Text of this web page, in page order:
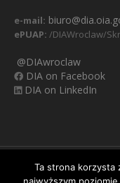
e-mail:
ePUAP: /DIAWroclaw/
@DIAwroclaw
DIA on Facebook
DIA on LinkedIn
Nasz Facebook
Ta strona korzysta